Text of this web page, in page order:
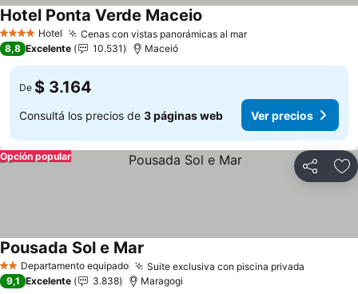
4 EstrellasHotel Cenas con vistas panorámicas al marVer precios
Hotel Ponta Verde Maceio
8,8 Excelente 10.531 Maceió
De $ 3.164
Consultá los precios de 3 páginas web Ver precios
Compartir
Opción popular
2 EstrellasDepartamento equipado Suite exclusiva con piscina privada
Pousada Sol e Mar
9,1 Excelente 3.838 Maragogi